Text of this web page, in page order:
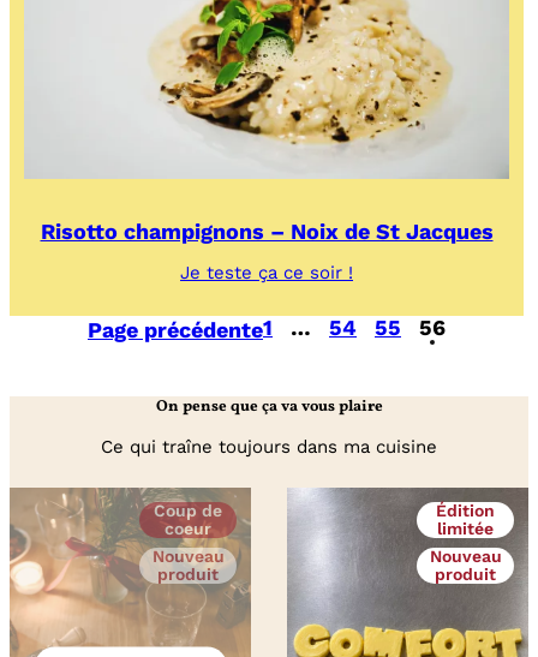
Risotto champignons – Noix de St Jacques
Je teste ça ce soir !
champignons
–
St
Page précédente1 … 54 55 56
On pense que ça va vous plaire
Ce qui traîne toujours dans ma cuisine
Coup de
coeur
Nouveau
produit
Édition
limitée
Nouveau
produit